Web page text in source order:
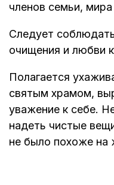
членов семьи,
Следует
очищения и любви
Полагается
святым храмом,
уважение к себе.
надеть чистые
не было похоже на